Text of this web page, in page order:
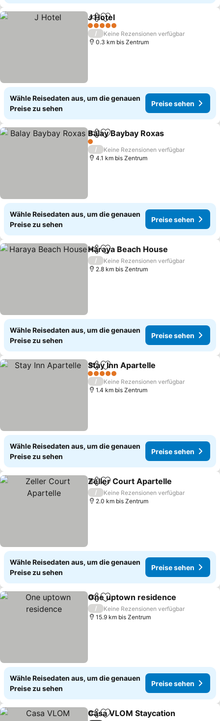
TeilenZu Favoriten hinzufügen
J Hotel
5 Sterne
/
Keine Rezensionen verfügbar
0.3 km bis Zentrum
Wähle Reisedaten aus, um die genauen
Preise zu sehen
Preise sehen
TeilenZu Favoriten hinzufügen
Balay Baybay Roxas
1 Sterne
/
Keine Rezensionen verfügbar
4.1 km bis Zentrum
Wähle Reisedaten aus, um die genauen
Preise zu sehen
Preise sehen
TeilenZu Favoriten hinzufügen
Haraya Beach House
/
Keine Rezensionen verfügbar
2.8 km bis Zentrum
Wähle Reisedaten aus, um die genauen
Preise zu sehen
Preise sehen
TeilenZu Favoriten hinzufügen
Stay Inn Apartelle
5 Sterne
/
Keine Rezensionen verfügbar
1.4 km bis Zentrum
Wähle Reisedaten aus, um die genauen
Preise zu sehen
Preise sehen
TeilenZu Favoriten hinzufügen
Zeller Court Apartelle
/
Keine Rezensionen verfügbar
2.0 km bis Zentrum
Wähle Reisedaten aus, um die genauen
Preise zu sehen
Preise sehen
TeilenZu Favoriten hinzufügen
One uptown residence
/
Keine Rezensionen verfügbar
15.9 km bis Zentrum
Wähle Reisedaten aus, um die genauen
Preise zu sehen
Preise sehen
TeilenZu Favoriten hinzufügen
Casa VLOM Staycation